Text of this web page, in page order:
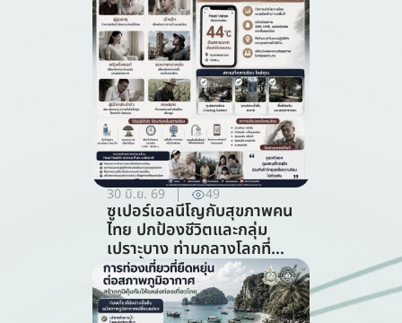
30 มิ.ย. 69 49
ซูเปอร์เอลนีโญกับสุขภาพคน
ไทย ปกป้องชีวิตและกลุ่ม
เปราะบาง ท่ามกลางโลกที่
ร้อนขึ้น (สาขาสาธารณสุข)